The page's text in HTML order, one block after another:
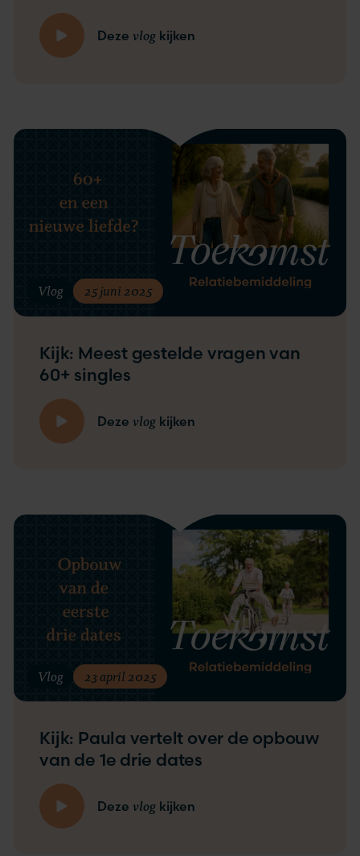
Deze vlog kijken
Vlog 25 juni 2025
Kijk: Meest gestelde vragen van
60+ singles
Deze vlog kijken
Vlog 23 april 2025
Kijk: Paula vertelt over de opbouw
van de 1e drie dates
Deze vlog kijken